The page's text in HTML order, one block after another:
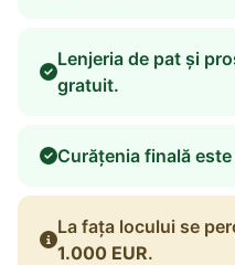
Lenjeria de pat și
gratuit.
Curățenia finală
La fața locului se
1.000 EUR.